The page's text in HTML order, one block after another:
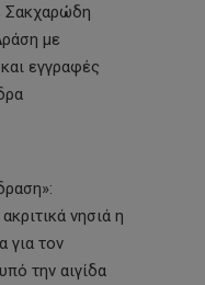
Σακχαρώδη
με
εγγραφές
νησιά η
για τον
την αιγίδα